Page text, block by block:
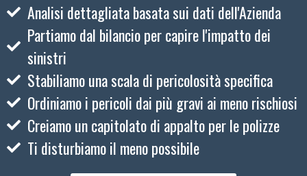
Analisi dettagliata basata sui dati dell'Azienda
Partiamo dal bilancio per capire l'impatto dei
sinistri
Stabiliamo una scala di pericolosità specifica
Ordiniamo i pericoli dai più gravi ai meno rischiosi
Creiamo un capitolato di appalto per le polizze
Ti disturbiamo il meno possibile